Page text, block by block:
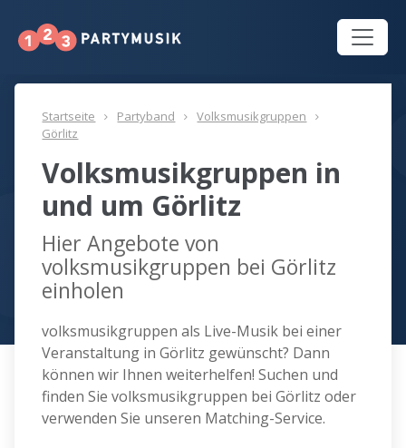
Startseite Partyband
Volksmusikgruppen
Görlitz
Volksmusikgruppen in
und um Görlitz
Hier Angebote von
volksmusikgruppen bei Görlitz
einholen
volksmusikgruppen als Live-Musik bei einer
Veranstaltung in Görlitz gewünscht? Dann
können wir Ihnen weiterhelfen! Suchen und
finden Sie volksmusikgruppen bei Görlitz oder
verwenden Sie unseren Matching-Service.